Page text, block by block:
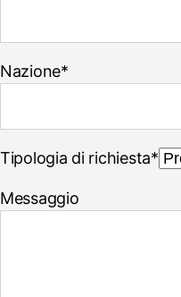
Nazione*
Tipologia di richiesta*
Messaggio